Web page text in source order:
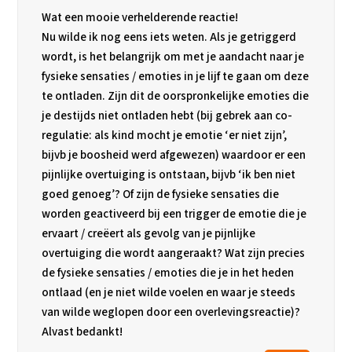
Wat een mooie verhelderende reactie!
Nu wilde ik nog eens iets weten. Als je getriggerd
wordt, is het belangrijk om met je aandacht naar je
fysieke sensaties / emoties in je lijf te gaan om deze
te ontladen. Zijn dit de oorspronkelijke emoties die
je destijds niet ontladen hebt (bij gebrek aan co-
regulatie: als kind mocht je emotie ‘er niet zijn’,
bijvb je boosheid werd afgewezen) waardoor er een
pijnlijke overtuiging is ontstaan, bijvb ‘ik ben niet
goed genoeg’? Of zijn de fysieke sensaties die
worden geactiveerd bij een trigger de emotie die je
ervaart / creëert als gevolg van je pijnlijke
overtuiging die wordt aangeraakt? Wat zijn precies
de fysieke sensaties / emoties die je in het heden
ontlaad (en je niet wilde voelen en waar je steeds
van wilde weglopen door een overlevingsreactie)?
Alvast bedankt!